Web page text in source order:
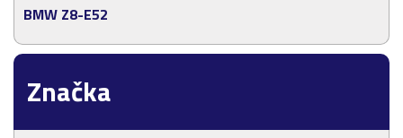
Značka
BMW Z8-E52